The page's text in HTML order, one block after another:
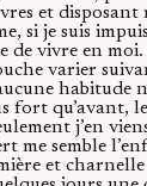
et disposant
si je suis
de vivre en
varier
habitude
fort qu’avant,
j’en
me semble
et